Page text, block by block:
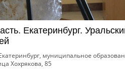
Екатеринбург.
муниципальное
Хохрякова, 85